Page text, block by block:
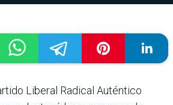
Liberal Radical Auténtico